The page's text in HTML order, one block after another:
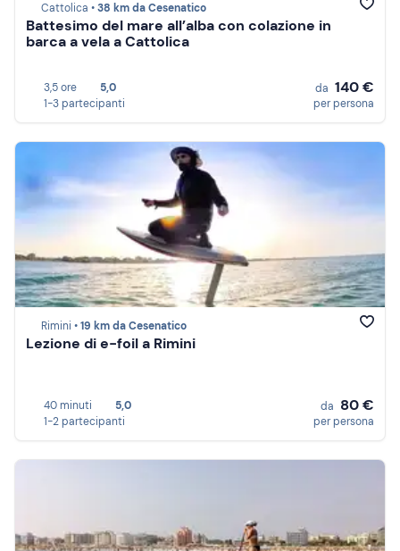
Cattolica •38 km da Cesenatico
Battesimo del mare all’alba con colazione in
barca a vela a Cattolica
3,5 ore
5,0
1-3 partecipanti
da 140 €
per persona
Rimini •19 km da Cesenatico
Lezione di e-foil a Rimini
40 minuti
5,0
1-2 partecipanti
da 80 €
per persona